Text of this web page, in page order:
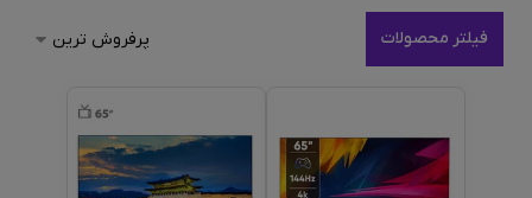
فیلتر محصولات